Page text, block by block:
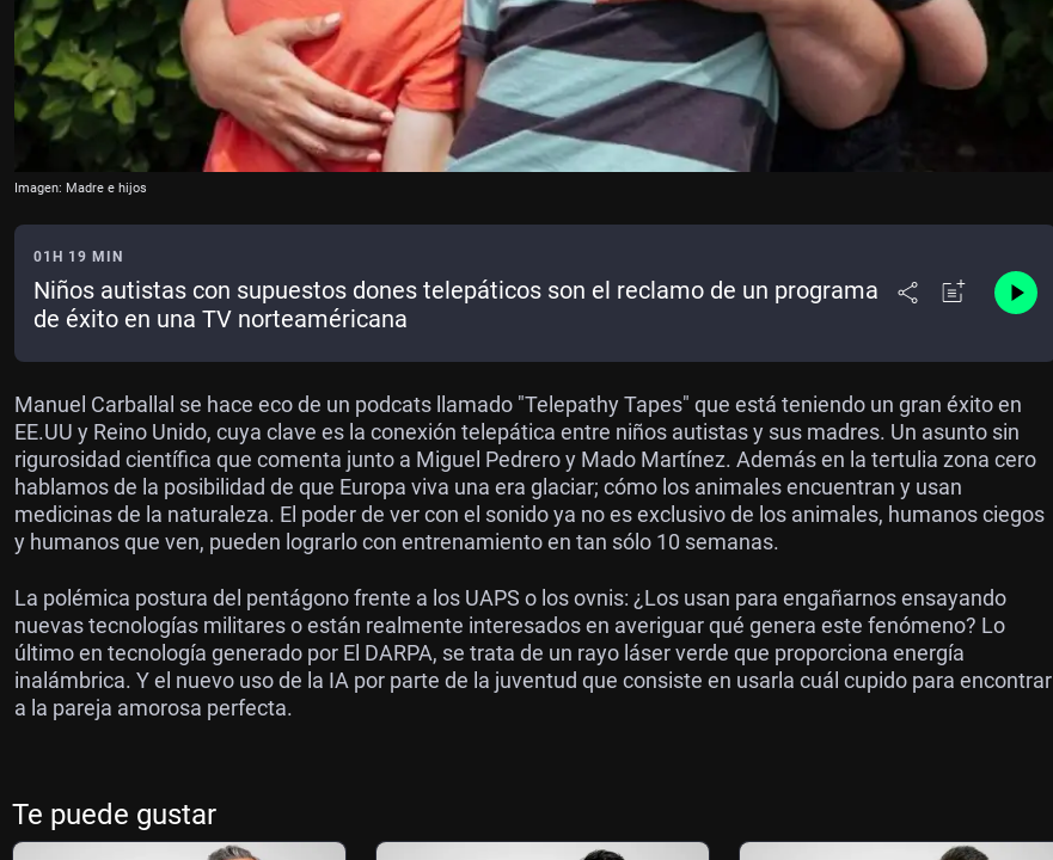
Imagen: Madre e hijos
01H 19 MIN
Niños autistas con supuestos dones telepáticos son el reclamo de un programa
de éxito en una TV norteaméricana
Manuel Carballal se hace eco de un podcats llamado "Telepathy Tapes" que está teniendo un gran éxito en
EE.UU y Reino Unido, cuya clave es la conexión telepática entre niños autistas y sus madres. Un asunto sin
rigurosidad científica que comenta junto a Miguel Pedrero y Mado Martínez. Además en la tertulia zona cero
hablamos de la posibilidad de que Europa viva una era glaciar; cómo los animales encuentran y usan
medicinas de la naturaleza. El poder de ver con el sonido ya no es exclusivo de los animales, humanos ciegos
y humanos que ven, pueden lograrlo con entrenamiento en tan sólo 10 semanas.
La polémica postura del pentágono frente a los UAPS o los ovnis: ¿Los usan para engañarnos ensayando
nuevas tecnologías militares o están realmente interesados en averiguar qué genera este fenómeno? Lo
último en tecnología generado por El DARPA, se trata de un rayo láser verde que proporciona energía
inalámbrica. Y el nuevo uso de la IA por parte de la juventud que consiste en usarla cuál cupido para encontrar
a la pareja amorosa perfecta.
Te puede gustar